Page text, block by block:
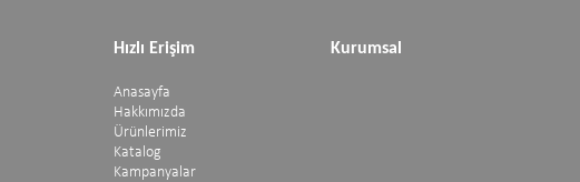
Hızlı Erişim
Anasayfa
Hakkımızda
Ürünlerimiz
Katalog
Kampanyalar
Kurumsal